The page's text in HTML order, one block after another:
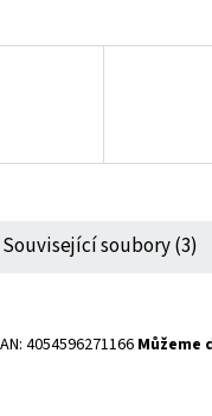
Související soubory (3)
4054596271166 Můžeme